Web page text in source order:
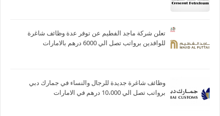
تعلن شركة ماجد الفطيم عن توفر عدة وظائف شاغرة
للوافدين برواتب تصل الي 6000 درهم بالامارات
وظائف شاغرة جديدة للرجال والنساء في جمارك دبي
برواتب تصل الي 10،000 درهم في الامارات